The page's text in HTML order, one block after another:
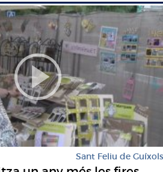
Sant Feliu de Guíxols